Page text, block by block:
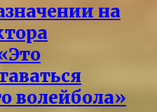
на
волейбола»